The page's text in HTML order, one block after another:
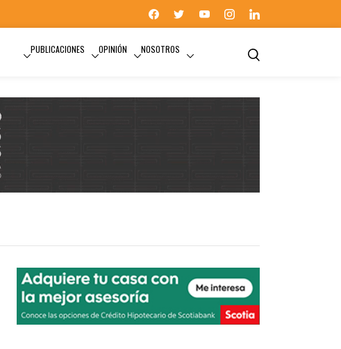
PUBLICACIONES OPINIÓN NOSOTROS